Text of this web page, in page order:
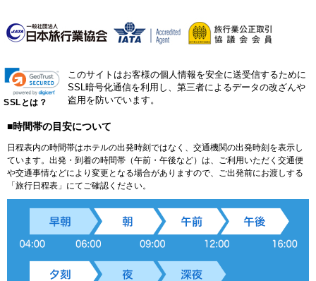
SSLとは？
このサイトはお客様の個人情報を安全に送受信するために
SSL暗号化通信を利用し、第三者によるデータの改ざんや
盗用を防いでいます。
■時間帯の目安について
日程表内の時間帯はホテルの出発時刻ではなく、交通機関の出発時刻を表示し
ています。出発・到着の時間帯（午前・午後など）は、ご利用いただく交通便
や交通事情などにより変更となる場合がありますので、ご出発前にお渡しする
「旅行日程表」にてご確認ください。